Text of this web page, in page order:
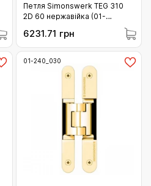
Петля Simonswerk TEG 310
2D 60 нержавійка (01-
6231.71 грн
01-240_030